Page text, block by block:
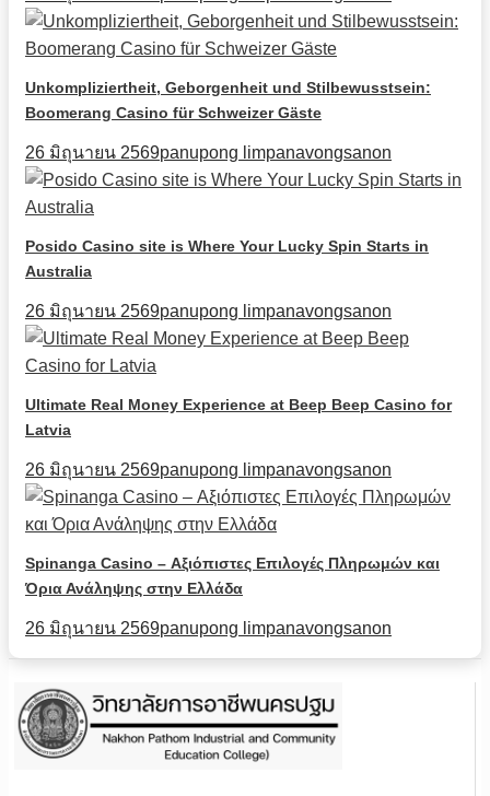
Unkompliziertheit, Geborgenheit und Stilbewusstsein:
Boomerang Casino für Schweizer Gäste
26 มิถุนายน 2569panupong limpanavongsanon
Posido Casino site is Where Your Lucky Spin Starts in
Australia
26 มิถุนายน 2569panupong limpanavongsanon
Ultimate Real Money Experience at Beep Beep Casino for
Latvia
26 มิถุนายน 2569panupong limpanavongsanon
Spinanga Casino – Αξιόπιστες Επιλογές Πληρωμών και
Όρια Ανάληψης στην Ελλάδα
26 มิถุนายน 2569panupong limpanavongsanon